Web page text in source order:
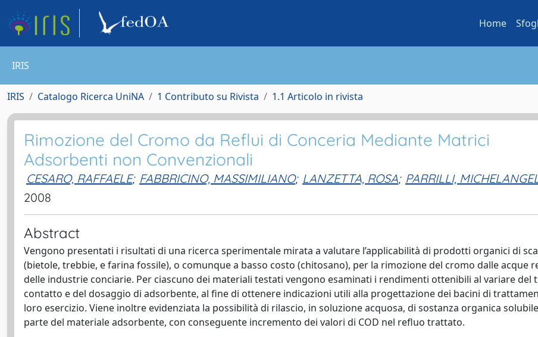
Home
IRIS
IRIS Catalogo Ricerca UniNA 1 Contributo su Rivista 1.1 Articolo in rivista
Rimozione del Cromo da Reflui di Conceria Mediante Matrici
Adsorbenti non Convenzionali
CESARO, RAFFAELE; FABBRICINO, MASSIMILIANO; LANZETTA, ROSA; PARRILLI,
2008
Abstract
Vengono presentati i risultati di una ricerca sperimentale mirata a valutare l’applicabilità di prodotti organici di
(bietole, trebbie, e farina fossile), o comunque a basso costo (chitosano), per la rimozione del cromo dalle acque
delle industrie conciarie. Per ciascuno dei materiali testati vengono esaminati i rendimenti ottenibili al variare del
contatto e del dosaggio di adsorbente, al fine di ottenere indicazioni utili alla progettazione dei bacini di
loro esercizio. Viene inoltre evidenziata la possibilità di rilascio, in soluzione acquosa, di sostanza organica
parte del materiale adsorbente, con conseguente incremento dei valori di COD nel refluo trattato.